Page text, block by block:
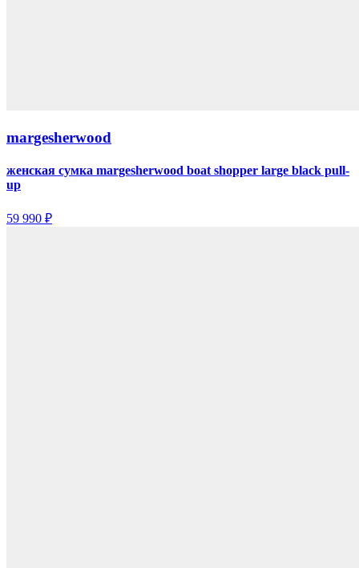
margesherwood
женская сумка margesherwood boat shopper large black pull-
up
59 990 ₽